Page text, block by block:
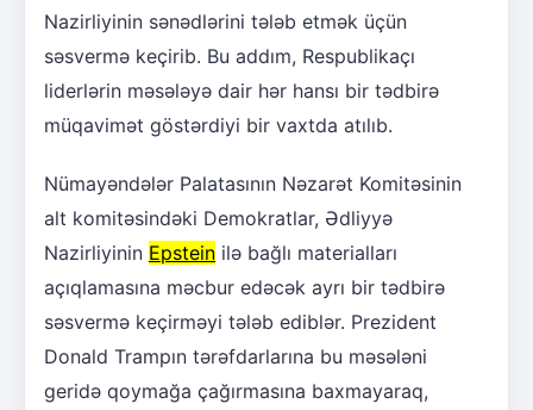
Nazirliyinin sənədlərini tələb etmək üçün
səsvermə keçirib. Bu addım, Respublikaçı
liderlərin məsələyə dair hər hansı bir tədbirə
müqavimət göstərdiyi bir vaxtda atılıb.
Nümayəndələr Palatasının Nəzarət Komitəsinin
alt komitəsindəki Demokratlar, Ədliyyə
Nazirliyinin Epstein ilə bağlı materialları
açıqlamasına məcbur edəcək ayrı bir tədbirə
səsvermə keçirməyi tələb ediblər. Prezident
Donald Trampın tərəfdarlarına bu məsələni
geridə qoymağa çağırmasına baxmayaraq,